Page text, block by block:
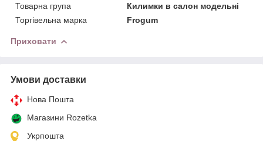
Товарна група
Килимки в салон модельні
Торгівельна марка
Frogum
Приховати
Умови доставки
Нова Пошта
Магазини Rozetka
Укрпошта